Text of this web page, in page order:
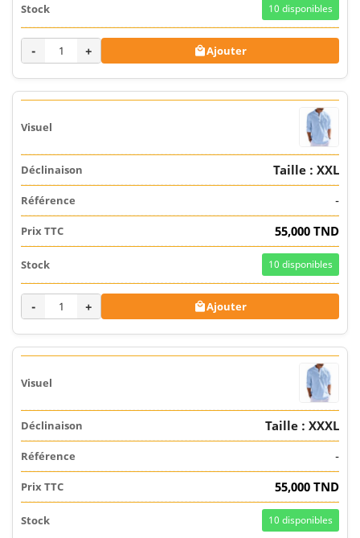
10 disponibles
- + Ajouter
Taille : XXL
-
55,000 TND
10 disponibles
- + Ajouter
Taille : XXXL
-
55,000 TND
10 disponibles